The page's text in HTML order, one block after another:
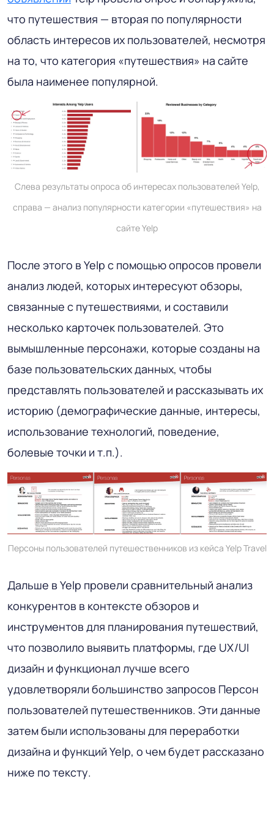
что путешествия — вторая по популярности
область интересов их пользователей, несмотря
на то, что категория «путешествия» на сайте
была наименее популярной.
Слева результаты опроса об интересах пользователей Yelp,
справа — анализ популярности категории «путешествия» на
сайте Yelp
После этого в Yelp с помощью опросов провели
анализ людей, которых интересуют обзоры,
связанные с путешествиями, и составили
несколько карточек пользователей. Это
вымышленные персонажи, которые созданы на
базе пользовательских данных, чтобы
представлять пользователей и рассказывать их
историю (демографические данные, интересы,
использование технологий, поведение,
болевые точки и т.п.).
Персоны пользователей путешественников из кейса Yelp Travel
Дальше в Yelp провели сравнительный анализ
конкурентов в контексте обзоров и
инструментов для планирования путешествий,
что позволило выявить платформы, где UX/UI
дизайн и функционал лучше всего
удовлетворяли большинство запросов Персон
пользователей путешественников. Эти данные
затем были использованы для переработки
дизайна и функций Yelp, о чем будет рассказано
ниже по тексту.